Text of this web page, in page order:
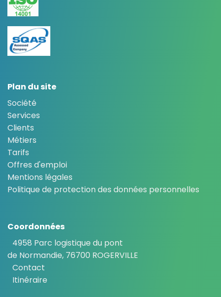
Plan du site
Société
Services
Clients
Métiers
Tarifs
Offres d'emploi
Mentions légales
Politique de protection des données personnelles
Coordonnées
4958 Parc logistique du pont
de Normandie, 76700 ROGERVILLE
Contact
Itinéraire